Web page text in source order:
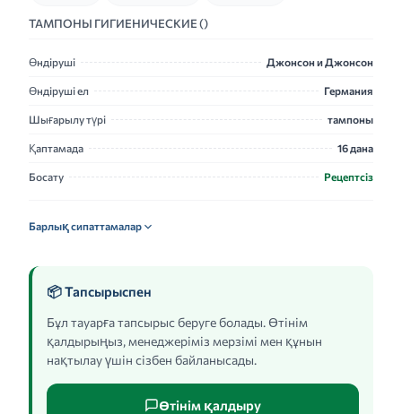
ТАМПОНЫ ГИГИЕНИЧЕСКИЕ ()
Өндіруші Джонсон и Джонсон
Өндіруші ел Германия
Шығарылу түрі тампоны
Қаптамада 16 дана
Босату Рецептсіз
Барлық сипаттамалар
📦 Тапсырыспен
Бұл тауарға тапсырыс беруге болады. Өтінім
қалдырыңыз, менеджеріміз мерзімі мен құнын
нақтылау үшін сізбен байланысады.
Өтінім қалдыру